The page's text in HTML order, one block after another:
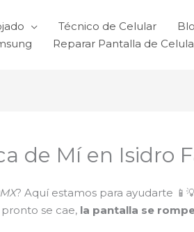
Técnico de Celular
Reparar Pantalla de
de Mí en Isidro
? Aquí estamos para ayudarte
se cae, la pantalla se